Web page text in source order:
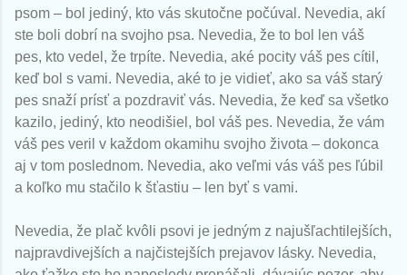
psom – bol jediný, kto vás skutočne počúval. Nevedia, akí
ste boli dobrí na svojho psa. Nevedia, že to bol len váš
pes, kto vedel, že trpíte. Nevedia, aké pocity váš pes cítil,
keď bol s vami. Nevedia, aké to je vidieť, ako sa váš starý
pes snaží prísť a pozdraviť vás. Nevedia, že keď sa všetko
kazilo, jediný, kto neodišiel, bol váš pes. Nevedia, že vám
váš pes veril v každom okamihu svojho života – dokonca
aj v tom poslednom. Nevedia, ako veľmi vás váš pes ľúbil
a koľko mu stačilo k šťastiu – len byť s vami.
Nevedia, že plač kvôli psovi je jedným z najušľachtilejších,
najpravdivejších a najčistejších prejavov lásky. Nevedia,